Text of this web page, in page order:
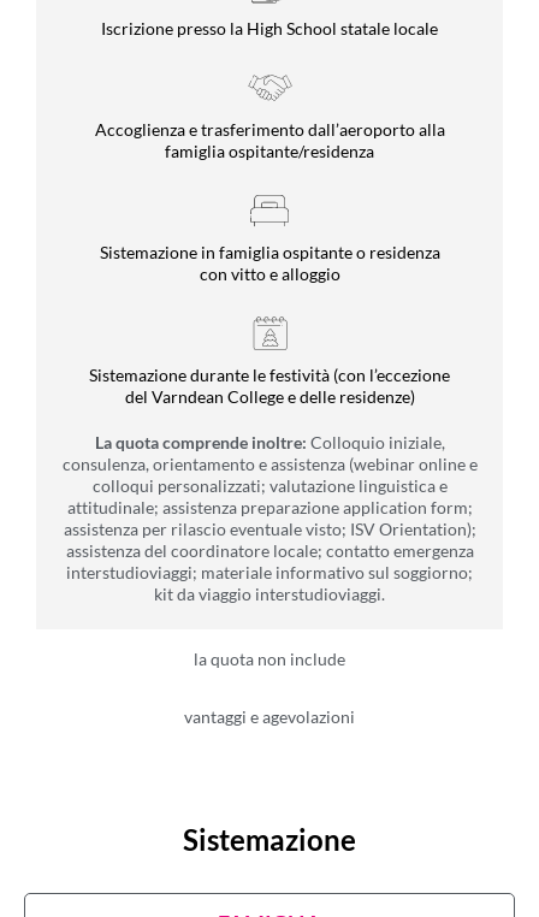
la quota non include
vantaggi e agevolazioni
Iscrizione presso la High School statale locale
Accoglienza e trasferimento dall’aeroporto alla
famiglia ospitante/residenza
Sistemazione in famiglia ospitante o residenza
con vitto e alloggio
Sistemazione durante le festività (con l’eccezione
del Varndean College e delle residenze)
La quota comprende inoltre: Colloquio iniziale,
consulenza, orientamento e assistenza (webinar online e
colloqui personalizzati; valutazione linguistica e
attitudinale; assistenza preparazione application form;
assistenza per rilascio eventuale visto; ISV Orientation);
assistenza del coordinatore locale; contatto emergenza
interstudioviaggi; materiale informativo sul soggiorno;
kit da viaggio interstudioviaggi.
Sistemazione